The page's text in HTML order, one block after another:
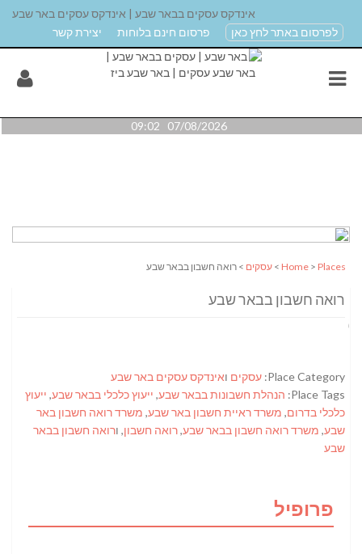
אינדקס עסקים בבאר שבע | אינדקס עסקים באר שבע
לפרסום באתר לחץ כאן
פרסום חינם בלוחות יצירת קשר
07/08/2026 09:02
Home > Places
> עסקים > רואה חשבון בבאר שבע
רואה חשבון בבאר שבע
Place Category: עסקים ואינדקס עסקים באר שבע
Place Tags: הנהלת חשבונות בבאר שבע, ייעוץ כלכלי בבאר שבע, ייעוץ
כלכלי בדרום, משרד ראיית חשבון באר שבע, משרד רואה חשבון באר
שבע, משרד רואה חשבון בבאר שבע,רואה חשבון, ורואה חשבון בבאר
שבע
פרופיל